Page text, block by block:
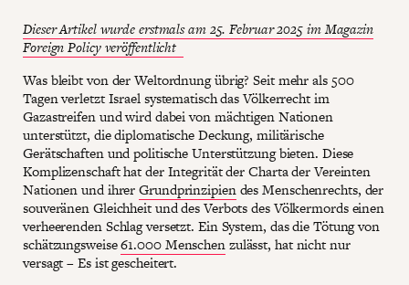
Dieser Artikel wurde erstmals am 25. Februar 2025 im Magazin
Foreign Policy veröffentlicht
Was bleibt von der Weltordnung übrig? Seit mehr als 500
Tagen verletzt Israel systematisch das Völkerrecht im
Gazastreifen und wird dabei von mächtigen Nationen
unterstützt, die diplomatische Deckung, militärische
Gerätschaften und politische Unterstützung bieten. Diese
Komplizenschaft hat der Integrität der Charta der Vereinten
Nationen und ihrerGrundprinzipiendes Menschenrechts, der
souveränen Gleichheit und des Verbots des Völkermords einen
verheerenden Schlag versetzt. Ein System, das die Tötung von
schätzungsweise61.000 Menschenzulässt, hat nicht nur
versagt – Es ist gescheitert.